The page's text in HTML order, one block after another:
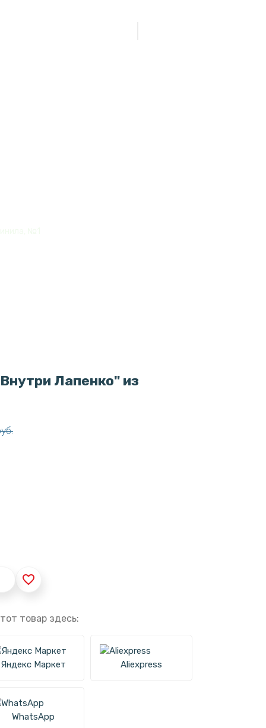
Лапенко" из
favorite_border
товар здесь:
Яндекс Маркет Aliexpress
WhatsApp